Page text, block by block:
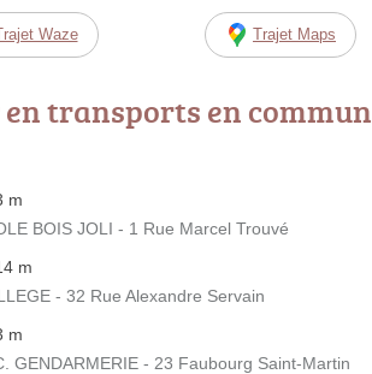
Waze Trajet Maps
transports en commun
m
BOIS JOLI - 1 Rue Marcel Trouvé
m
- 32 Rue Alexandre Servain
m
GENDARMERIE - 23 Faubourg Saint-Martin